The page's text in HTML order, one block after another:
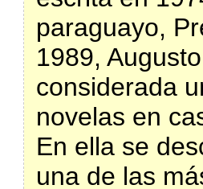
paraguayo,
1989,
considerada
novelas en
En ella se
una de las